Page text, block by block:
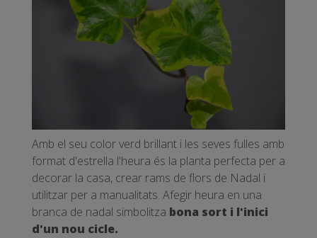
Amb el seu color verd brillant i les seves fulles amb
format d'estrella l'heura és la planta perfecta per a
decorar la casa, crear rams de flors de Nadal i
utilitzar per a manualitats. Afegir heura en una
branca de nadal simbolitza bona sort i l'inici
d'un nou cicle.